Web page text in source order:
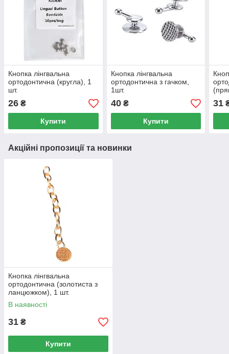
Кнопка лінгвальна
ортодонтична (кругла), 1
шт.
26 ₴
Купити
Кнопка лінгвальна
ортодонтична з гачком,
1шт.
40₴
Купити
31
Акційні пропозиції та новинки
Кнопка лінгвальна
ортодонтична (золотиста з
ланцюжком), 1 шт.
В наявності
31 ₴
Купити